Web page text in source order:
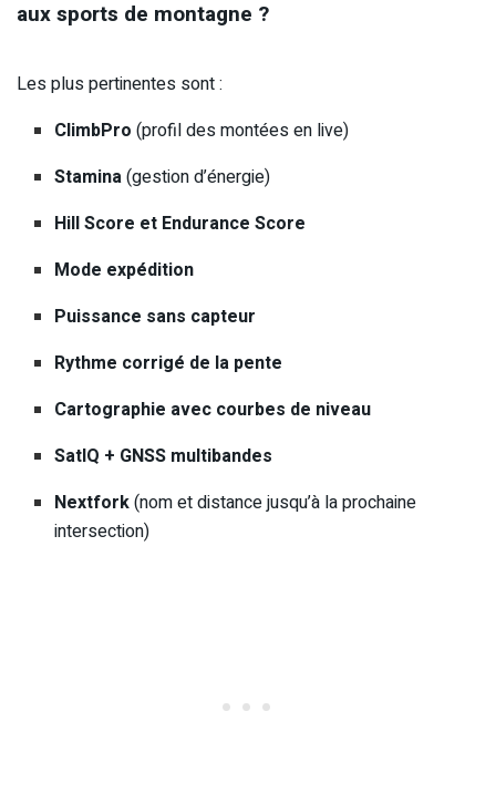
aux sports de montagne ?
Les plus pertinentes sont :
ClimbPro (profil des montées en live)
Stamina(gestion d’énergie)
Hill Score et Endurance Score
Mode expédition
Puissance sans capteur
Rythme corrigé de la pente
Cartographie avec courbes de niveau
SatIQ + GNSS multibandes
Nextfork(nom et distance jusqu’à la prochaine
intersection)